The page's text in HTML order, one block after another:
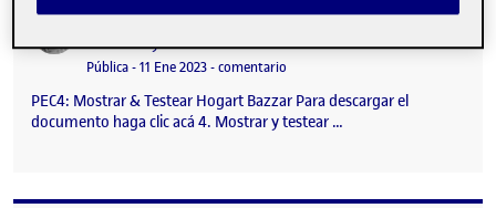
Publicado porPEC4: Mostrar & Testear
Publicado por
Heinz Jany Guzmán
Visibilidad:
Pública-Fecha de publicación
11 Ene 2023-comentario
PEC4: Mostrar & Testear Hogart Bazzar Para descargar el
documento haga clic acá 4. Mostrar y testear …